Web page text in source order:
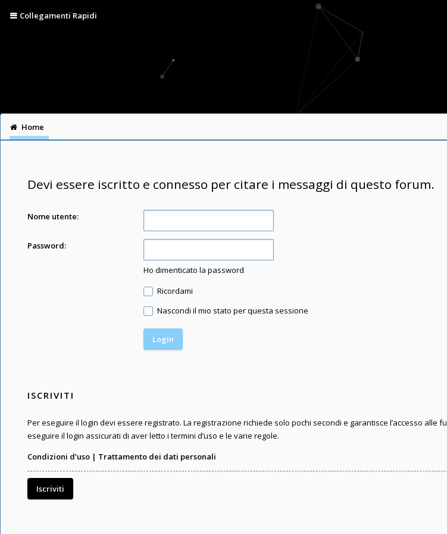
Collegamenti Rapidi
Home
Devi essere iscritto e connesso per citare i messaggi di questo forum.
Nome utente:
Password:
Ho dimenticato la password
Ricordami
Nascondi il mio stato per questa sessione
ISCRIVITI
Per eseguire il login devi essere registrato. La registrazione richiede solo pochi secondi e garantisce l’accesso
eseguire il login assicurati di aver letto i termini d’uso e le varie regole.
Condizioni d’uso | Trattamento dei dati personali
Iscriviti